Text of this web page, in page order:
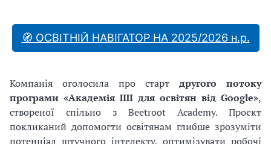
🧭 ОСВІТНІЙ НАВІГАТОР НА 2025/2026 н.р.
Компанія оголосила про старт другого потоку
програми «Академія ШІ для освітян від Google»,
створеної спільно з Beetroot Academy. Проєкт
покликаний допомогти освітянам глибше зрозуміти
потенціал штучного інтелекту, оптимізувати робочі